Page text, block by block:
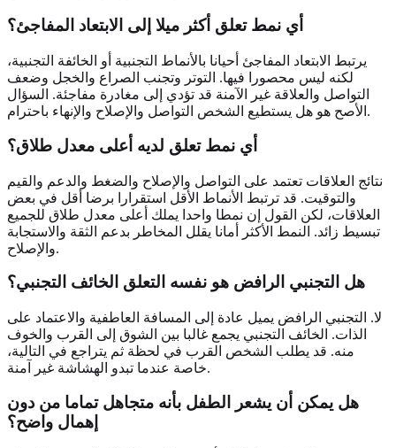
أي نمط تعلق أكثر ميلا إلى الابتعاد المفاجئ؟
يرتبط الابتعاد المفاجئ أحيانا بالأنماط التجنبية أو الخائفة التجنبية،
لكنه ليس محصورا فيها. التوتر وتجنب الصراع والخجل وضعف
التواصل والعلاقة غير الآمنة قد تؤدي إلى مغادرة مفاجئة. السؤال
الأصح هو هل يستطيع الشخص التواصل والإصلاح والإنهاء باحترام.
أي نمط تعلق لديه أعلى معدل طلاق؟
نتائج العلاقات تعتمد على التواصل والإصلاح والضغط والدعم والقيم
والتوقيت. قد ترتبط الأنماط الأقل استقرارا برضا أقل في بعض
العلاقات، لكن القول إن نمطا واحدا يملك أعلى معدل طلاق للجميع
تبسيط زائد. النمط الأكثر أمانا يقلل المخاطر بدعم الثقة والاستجابة
والإصلاح.
هل التجنبي الرافض هو نفسه التعلق الخائف التجنبي؟
لا. التجنبي الرافض يميل عادة إلى المسافة العاطفية والاعتماد على
الذات. الخائف التجنبي يجمع غالبا بين الشوق إلى القرب والخوف
منه. قد يطلب الشخص القرب في لحظة ثم يتراجع في التالية،
خاصة عندما تبدو الهشاشة غير آمنة.
هل يمكن أن يشعر الطفل بأنه متجاهل تماما من دون
إهمال واضح؟